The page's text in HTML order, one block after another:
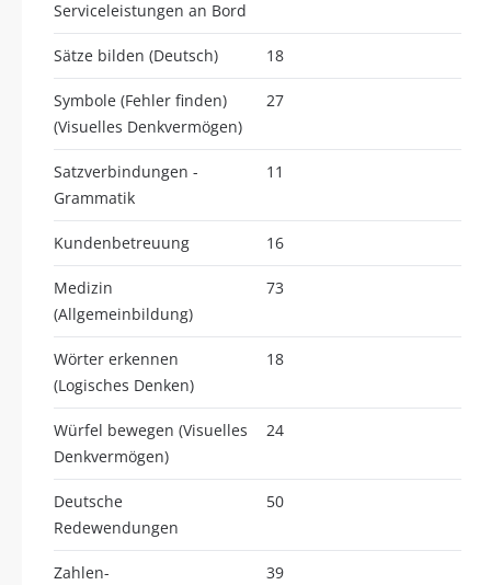
Serviceleistungen an Bord
Sätze bilden (Deutsch) 18
Symbole (Fehler finden)
(Visuelles Denkvermögen)
27
Satzverbindungen -
Grammatik
11
Kundenbetreuung 16
Medizin
(Allgemeinbildung)
73
Wörter erkennen
(Logisches Denken)
18
Würfel bewegen (Visuelles
Denkvermögen)
24
Deutsche
Redewendungen
50
Zahlen-
39